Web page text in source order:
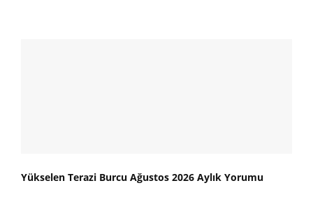
Yükselen Terazi Burcu Ağustos 2026 Aylık Yorumu